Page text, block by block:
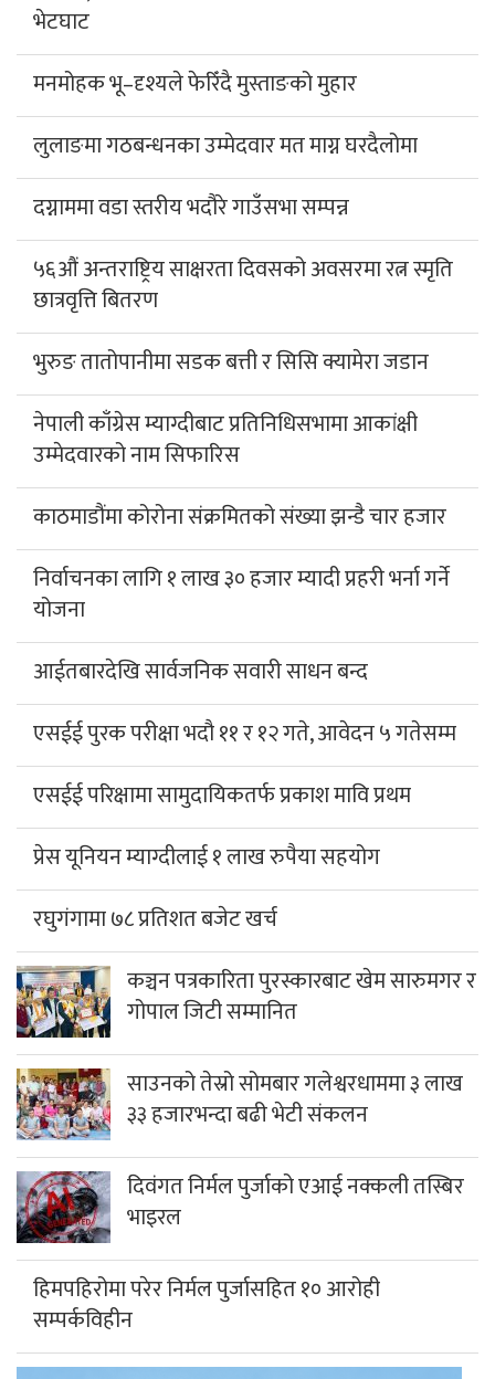
भेटघाट
मनमोहक भू–दृश्यले फेरिँदै मुस्ताङको मुहार
लुलाङमा गठबन्धनका उम्मेदवार मत माग्न घरदैलोमा
दग्नाममा वडा स्तरीय भदौरे गाउँसभा सम्पन्न
५६औं अन्तराष्ट्रिय साक्षरता दिवसको अवसरमा रत्न स्मृति
छात्रवृत्ति बितरण
भुरुङ तातोपानीमा सडक बत्ती र सिसि क्यामेरा जडान
नेपाली काँग्रेस म्याग्दीबाट प्रतिनिधिसभामा आकांक्षी
उम्मेदवारको नाम सिफारिस
काठमाडौंमा कोरोना संक्रमितको संख्या झन्डै चार हजार
निर्वाचनका लागि १ लाख ३० हजार म्यादी प्रहरी भर्ना गर्ने
योजना
आईतबारदेखि सार्वजनिक सवारी साधन बन्द
एसईई पुरक परीक्षा भदौ ११ र १२ गते, आवेदन ५ गतेसम्म
एसईई परिक्षामा सामुदायिकतर्फ प्रकाश मावि प्रथम
प्रेस यूनियन म्याग्दीलाई १ लाख रुपैया सहयोग
रघुगंगामा ७८ प्रतिशत बजेट खर्च
कञ्चन पत्रकारिता पुरस्कारबाट खेम सारुमगर र
गोपाल जिटी सम्मानित
साउनको तेस्रो सोमबार गलेश्वरधाममा ३ लाख
३३ हजारभन्दा बढी भेटी संकलन
दिवंगत निर्मल पुर्जाको एआई नक्कली तस्बिर
भाइरल
हिमपहिरोमा परेर निर्मल पुर्जासहित १० आरोही
सम्पर्कविहीन